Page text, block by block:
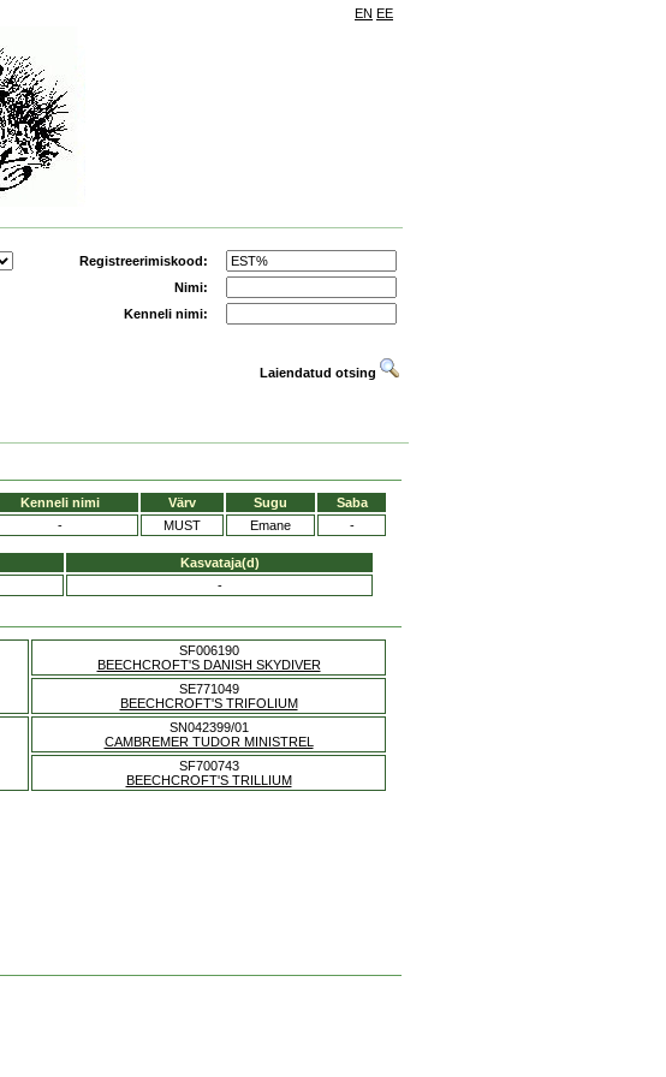
EN EE
Registreerimiskood:
Nimi:
Kenneli nimi:
Laiendatud otsing
Kenneli nimi Värv Sugu
Saba
- MUST Emane -
Kasvataja(d)
-
SF006190
BEECHCROFT'S DANISH SKYDIVER
SE771049
BEECHCROFT'S TRIFOLIUM
SN042399/01
CAMBREMER TUDOR MINISTREL
SF700743
BEECHCROFT'S TRILLIUM